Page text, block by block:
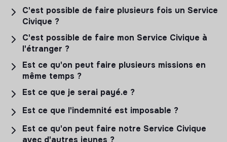
C'est possible de faire plusieurs fois un Service
Civique ?
C'est possible de faire mon Service Civique à
l'étranger ?
Est ce qu'on peut faire plusieurs missions en
même temps ?
Est ce que je serai payé.e ?
Est ce que l'indemnité est imposable ?
Est ce qu'on peut faire notre Service Civique
avec d'autres jeunes ?